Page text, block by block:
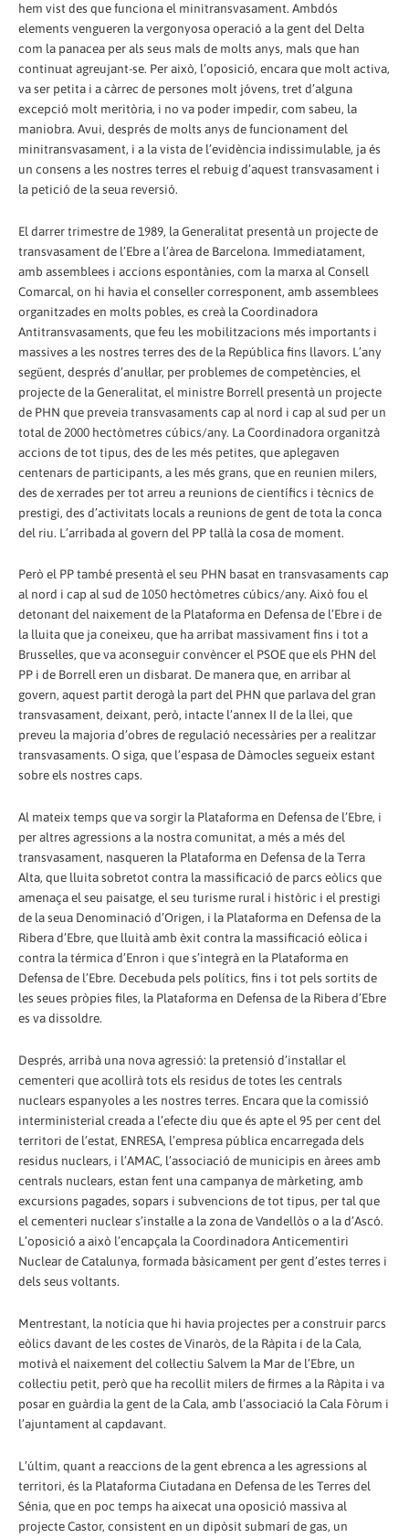
hem vist des que funciona el minitransvasament. Ambdós
elements vengueren la vergonyosa operació a la gent del Delta
com la panacea per als seus mals de molts anys, mals que han
continuat agreujant-se. Per això, l’oposició, encara que molt activa,
va ser petita i a càrrec de persones molt jóvens, tret d’alguna
excepció molt meritòria, i no va poder impedir, com sabeu, la
maniobra. Avui, després de molts anys de funcionament del
minitransvasament, i a la vista de l’evidència indissimulable, ja és
un consens a les nostres terres el rebuig d’aquest transvasament i
la petició de la seua reversió.
El darrer trimestre de 1989, la Generalitat presentà un projecte de
transvasament de l’Ebre a l’àrea de Barcelona. Immediatament,
amb assemblees i accions espontànies, com la marxa al Consell
Comarcal, on hi havia el conseller corresponent, amb assemblees
organitzades en molts pobles, es creà la Coordinadora
Antitransvasaments, que feu les mobilitzacions més importants i
massives a les nostres terres des de la República fins llavors. L’any
següent, després d’anul·lar, per problemes de competències, el
projecte de la Generalitat, el ministre Borrell presentà un projecte
de PHN que preveia transvasaments cap al nord i cap al sud per un
total de 2000 hectòmetres cúbics/any. La Coordinadora organitzà
accions de tot tipus, des de les més petites, que aplegaven
centenars de participants, a les més grans, que en reunien milers,
des de xerrades per tot arreu a reunions de científics i tècnics de
prestigi, des d’activitats locals a reunions de gent de tota la conca
del riu. L’arribada al govern del PP tallà la cosa de moment.
Però el PP també presentà el seu PHN basat en transvasaments cap
al nord i cap al sud de 1050 hectòmetres cúbics/any. Això fou el
detonant del naixement de la Plataforma en Defensa de l’Ebre i de
la lluita que ja coneixeu, que ha arribat massivament fins i tot a
Brussel·les, que va aconseguir convèncer el PSOE que els PHN del
PP i de Borrell eren un disbarat. De manera que, en arribar al
govern, aquest partit derogà la part del PHN que parlava del gran
transvasament, deixant, però, intacte l’annex II de la llei, que
preveu la majoria d’obres de regulació necessàries per a realitzar
transvasaments. O siga, que l’espasa de Dàmocles segueix estant
sobre els nostres caps.
Al mateix temps que va sorgir la Plataforma en Defensa de l’Ebre, i
per altres agressions a la nostra comunitat, a més a més del
transvasament, nasqueren la Plataforma en Defensa de la Terra
Alta, que lluita sobretot contra la massificació de parcs eòlics que
amenaça el seu paisatge, el seu turisme rural i històric i el prestigi
de la seua Denominació d’Origen, i la Plataforma en Defensa de la
Ribera d’Ebre, que lluità amb èxit contra la massificació eòlica i
contra la térmica d’Enron i que s’integrà en la Plataforma en
Defensa de l’Ebre. Decebuda pels polítics, fins i tot pels sortits de
les seues pròpies files, la Plataforma en Defensa de la Ribera d’Ebre
es va dissoldre.
Després, arribà una nova agressió: la pretensió d’instal·lar el
cementeri que acollirà tots els residus de totes les centrals
nuclears espanyoles a les nostres terres. Encara que la comissió
interministerial creada a l’efecte diu que és apte el 95 per cent del
territori de l’estat, ENRESA, l’empresa pública encarregada dels
residus nuclears, i l’AMAC, l’associació de municipis en àrees amb
centrals nuclears, estan fent una campanya de màrketing, amb
excursions pagades, sopars i subvencions de tot tipus, per tal que
el cementeri nuclear s’instal·le a la zona de Vandellòs o a la d’Ascó.
L’oposició a això l’encapçala la Coordinadora Anticementiri
Nuclear de Catalunya, formada bàsicament per gent d’estes terres i
dels seus voltants.
Mentrestant, la notícia que hi havia projectes per a construir parcs
eòlics davant de les costes de Vinaròs, de la Ràpita i de la Cala,
motivà el naixement del col·lectiu Salvem la Mar de l’Ebre, un
col·lectiu petit, però que ha recollit milers de firmes a la Ràpita i va
posar en guàrdia la gent de la Cala, amb l’associació la Cala Fòrum i
l’ajuntament al capdavant.
L’últim, quant a reaccions de la gent ebrenca a les agressions al
territori, és la Plataforma Ciutadana en Defensa de les Terres del
Sénia, que en poc temps ha aixecat una oposició massiva al
projecte Castor, consistent en un dipòsit submarí de gas, un